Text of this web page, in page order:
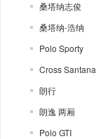
桑塔纳志俊
桑塔纳-浩纳
Polo Sporty
Cross Santana
朗行
朗逸 两厢
Polo GTI